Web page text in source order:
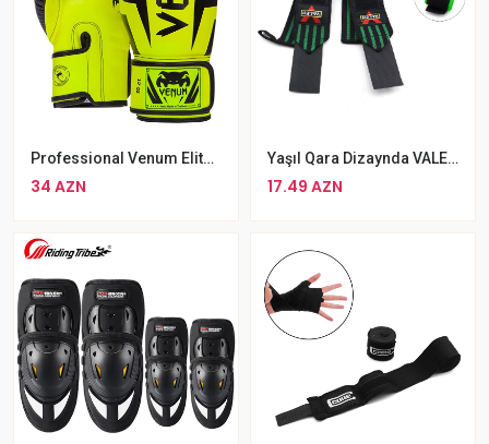
Professional Venum Elite Sarı Rengli Boks Əlcəyi Venum ELITE MMA Əlcəyi
34 AZN
Yaşıl Qara Dizaynda VALEO Biləklik Fitness Üçün Cüt
17.49 AZN